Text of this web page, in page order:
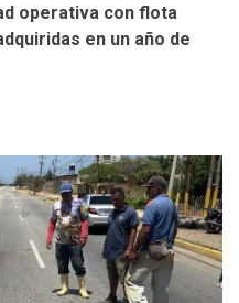
operativa con flota
en un año de